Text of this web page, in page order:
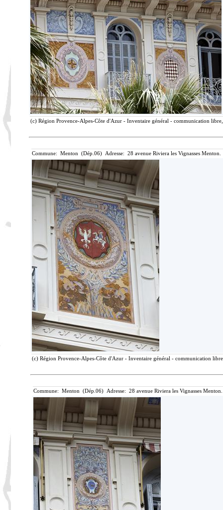
(c) Région Provence-Alpes-Côte d'Azur - Inventaire général - communication
Commune: Menton (Dép.06) Adresse: 28 avenue Riviera les Vignasses
(c) Région Provence-Alpes-Côte d'Azur - Inventaire général - communication
Commune: Menton (Dép.06) Adresse: 28 avenue Riviera les Vignasses